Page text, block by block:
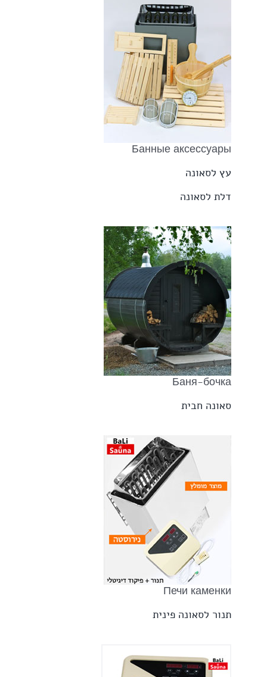
Банные аксессуары
עץ לסאונה
דלת לסאונה
Баня-бочка
סאונה חבית
Печи каменки
תנור לסאונה פינית